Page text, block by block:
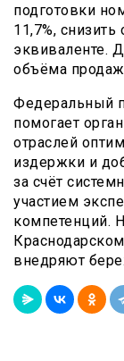
подготовки
11,7%,
эквиваленте.
объёма продаж
Федеральный
помогает
отраслей
издержки и
за счёт
участием
компетенций.
внедряют